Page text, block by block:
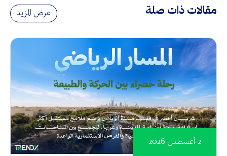
مقالات ذات صلة عرض المزيد
2 أغسطس 2026